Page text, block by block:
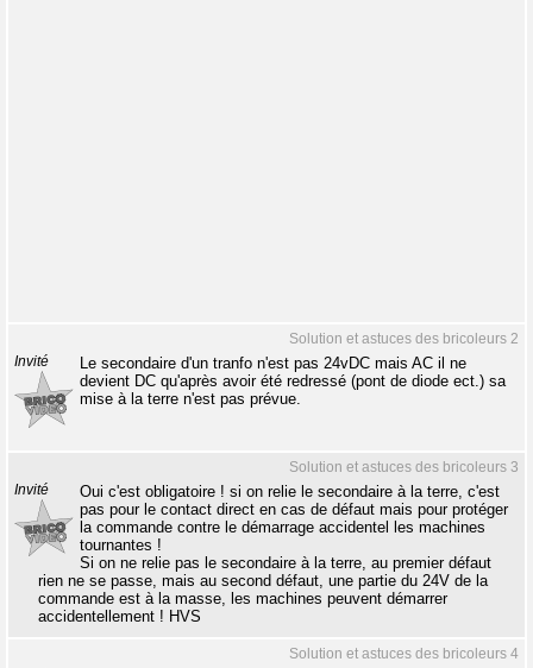
Solution et astuces des bricoleurs 2
Invité
Le secondaire d'un tranfo n'est pas 24vDC mais AC il ne
devient DC qu'après avoir été redressé (pont de diode ect.) sa
mise à la terre n'est pas prévue.
Solution et astuces des bricoleurs 3
Invité
Oui c'est obligatoire ! si on relie le secondaire à la terre, c'est
pas pour le contact direct en cas de défaut mais pour protéger
la commande contre le démarrage accidentel les machines
tournantes !
Si on ne relie pas le secondaire à la terre, au premier défaut
rien ne se passe, mais au second défaut, une partie du 24V de la
commande est à la masse, les machines peuvent démarrer
accidentellement ! HVS
Solution et astuces des bricoleurs 4